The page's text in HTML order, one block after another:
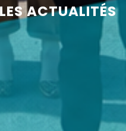
ACTUALITÉS